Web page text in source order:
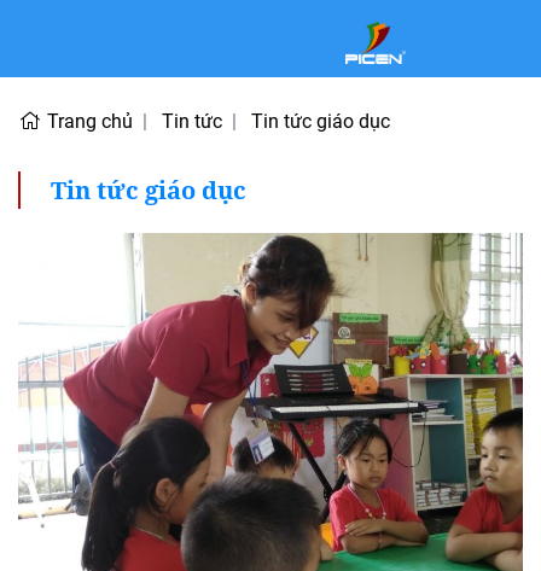
Trang chủ Tin tức Tin tức giáo dục
Tin tức giáo dục